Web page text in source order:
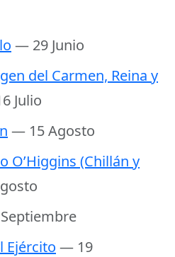
— 29 Junio
del Carmen, Reina y
Julio
— 15 Agosto
O’Higgins (Chillán y
Ejército — 19